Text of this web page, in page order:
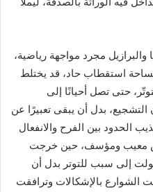
والبرازيل مجرد مواجهة رياضية،
استقطاب حاد، قد يختلط
حتى تصل أحيانًا إلى
بدل أن يبقى تعبيرًا عن
الحدود بين الفرح والانفعال
معيب ومؤسف، حين خرجت
إلى سبب للتوتر بدل أن
بالإشكالات وترافقت